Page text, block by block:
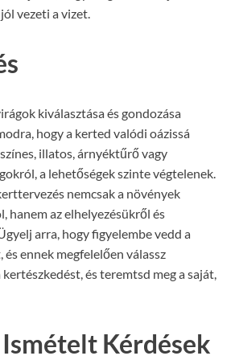
vezeti a vizet.
kiválasztása és gondozása
hogy a kerted valódi oázissá
illatos, árnyéktűrő vagy
a lehetőségek szinte végtelenek.
nemcsak a növények
hanem az elhelyezésükről és
arra, hogy figyelembe vedd a
ennek megfelelően válassz
és teremtsd meg a saját,
Kérdések